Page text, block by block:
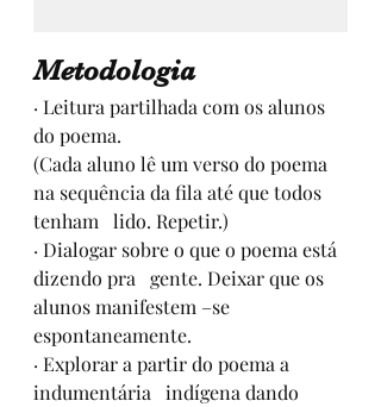
Metodologia
· Leitura partilhada com os alunos
do poema.
(Cada aluno lê um verso do poema
na sequência da fila até que todos
tenham   lido. Repetir.)
· Dialogar sobre o que o poema está
dizendo pra   gente. Deixar que os
alunos manifestem –se
espontaneamente.
· Explorar a partir do poema a
indumentária   indígena dando